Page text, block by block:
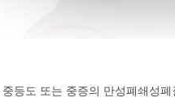
등도 또는 중증의 만성폐쇄성